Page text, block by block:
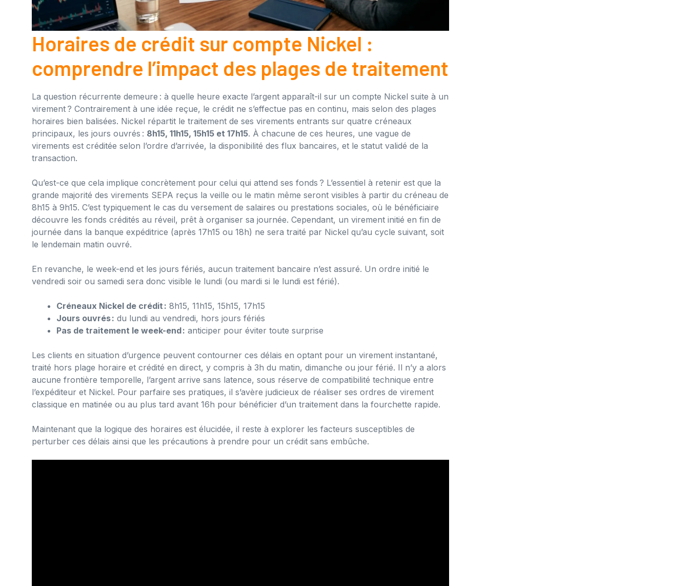
Horaires de crédit sur compte Nickel :
comprendre l’impact des plages de traitement
La question récurrente demeure : à quelle heure exacte l’argent apparaît-il sur un compte Nickel suite à un
virement ? Contrairement à une idée reçue, le crédit ne s’effectue pas en continu, mais selon des plages
horaires bien balisées. Nickel répartit le traitement de ses virements entrants sur quatre créneaux
principaux, les jours ouvrés : 8h15, 11h15, 15h15 et 17h15. À chacune de ces heures, une vague de
virements est créditée selon l’ordre d’arrivée, la disponibilité des flux bancaires, et le statut validé de la
transaction.
Qu’est-ce que cela implique concrètement pour celui qui attend ses fonds ? L’essentiel à retenir est que la
grande majorité des virements SEPA reçus la veille ou le matin même seront visibles à partir du créneau de
8h15 à 9h15. C’est typiquement le cas du versement de salaires ou prestations sociales, où le bénéficiaire
découvre les fonds crédités au réveil, prêt à organiser sa journée. Cependant, un virement initié en fin de
journée dans la banque expéditrice (après 17h15 ou 18h) ne sera traité par Nickel qu’au cycle suivant, soit
le lendemain matin ouvré.
En revanche, le week-end et les jours fériés, aucun traitement bancaire n’est assuré. Un ordre initié le
vendredi soir ou samedi sera donc visible le lundi (ou mardi si le lundi est férié).
Créneaux Nickel de crédit : 8h15, 11h15, 15h15, 17h15
Jours ouvrés : du lundi au vendredi, hors jours fériés
Pas de traitement le week-end : anticiper pour éviter toute surprise
Les clients en situation d’urgence peuvent contourner ces délais en optant pour un virement instantané,
traité hors plage horaire et crédité en direct, y compris à 3h du matin, dimanche ou jour férié. Il n’y a alors
aucune frontière temporelle, l’argent arrive sans latence, sous réserve de compatibilité technique entre
l’expéditeur et Nickel. Pour parfaire ses pratiques, il s’avère judicieux de réaliser ses ordres de virement
classique en matinée ou au plus tard avant 16h pour bénéficier d’un traitement dans la fourchette rapide.
Maintenant que la logique des horaires est élucidée, il reste à explorer les facteurs susceptibles de
perturber ces délais ainsi que les précautions à prendre pour un crédit sans embûche.